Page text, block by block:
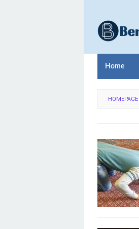
konten
Home
HOMEPAGE